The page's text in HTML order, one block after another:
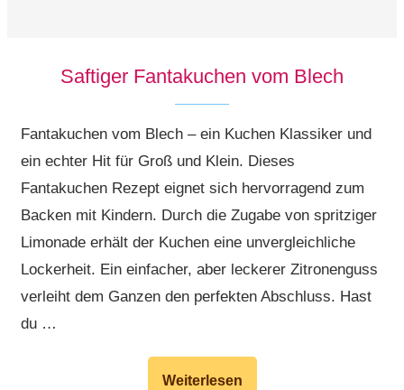
Saftiger Fantakuchen vom Blech
Fantakuchen vom Blech – ein Kuchen Klassiker und
ein echter Hit für Groß und Klein. Dieses
Fantakuchen Rezept eignet sich hervorragend zum
Backen mit Kindern. Durch die Zugabe von spritziger
Limonade erhält der Kuchen eine unvergleichliche
Lockerheit. Ein einfacher, aber leckerer Zitronenguss
verleiht dem Ganzen den perfekten Abschluss. Hast
du …
Weiterlesen